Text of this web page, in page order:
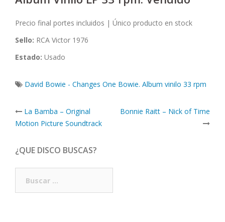
Precio final portes incluidos | Único producto en stock
Sello: RCA Victor 1976
Estado: Usado
David Bowie - Changes One Bowie. Album vinilo 33 rpm
Post
navigation
La Bamba – Original
Motion Picture Soundtrack
Bonnie Raitt – Nick of Time
¿QUE DISCO BUSCAS?